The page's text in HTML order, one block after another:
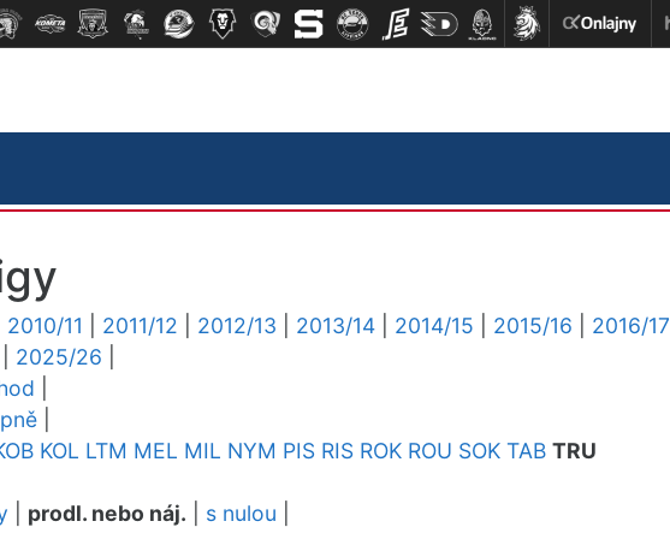
2010/11 2011/12 2012/13 2013/14 2014/15 2015/16 2016/17
2025/26
KOL LTM MEL MIL NYM PIS RIS ROK ROU SOK TAB TRU
prodl. nebo náj. s nulou